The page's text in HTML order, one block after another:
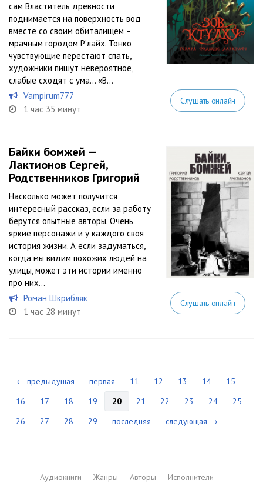
сам Властитель древности
поднимается на поверхность вод
вместе со своим обиталищем –
мрачным городом Р’лайх. Тонко
чувствующие перестают спать,
художники пишут невероятное,
слабые сходят с ума… «В...
Vampirum777
1 час 35 минут
Слушать онлайн
Байки бомжей —
Лактионов Сергей,
Родственников Григорий
Насколько может получится
интересный рассказ, если за работу
берутся опытные авторы. Очень
яркие персонажи и у каждого своя
история жизни. А если задуматься,
когда мы видим похожих людей на
улицы, может эти истории именно
про них…
Роман Шкрибляк
1 час 28 минут
Слушать онлайн
← предыдущая первая 11 12 13 14
15
16
17 18 19 20 21 22 23 24
25
26
27 28 29 последняя следующая →
Аудиокниги Жанры Авторы Исполнители